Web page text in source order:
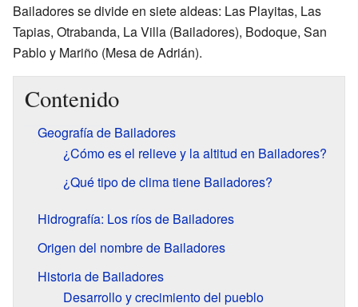
Bailadores se divide en siete aldeas: Las Playitas, Las
Tapias, Otrabanda, La Villa (Bailadores), Bodoque, San
Pablo y Mariño (Mesa de Adrián).
Contenido
Geografía de Bailadores
¿Cómo es el relieve y la altitud en Bailadores?
¿Qué tipo de clima tiene Bailadores?
Hidrografía: Los ríos de Bailadores
Origen del nombre de Bailadores
Historia de Bailadores
Desarrollo y crecimiento del pueblo